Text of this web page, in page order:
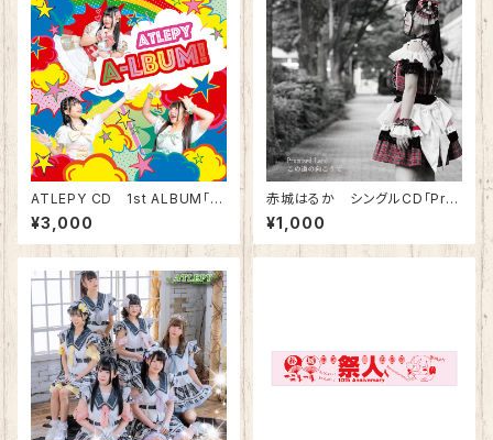
ATLEPY CD 1st ALBUM「A
-LBUM」
¥3,000
赤城はるか シングルCD「Pro
mised Land/この道の向こう
で」
¥1,000